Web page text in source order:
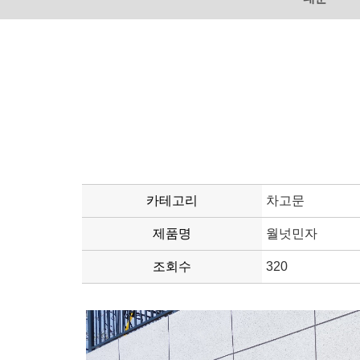
카테고리 차고문
제품명 월넛민자
조회수 320